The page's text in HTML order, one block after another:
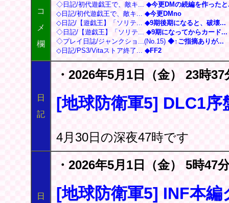
コ
メ
欄
◇日記/初代遊戯王で、敵キ... ◆今更DMの続編を作った
◇日記/初代遊戯王で、敵キ... ◆今更DMno
◇日記/【遊戯王】「ソリテ... ◆9期後期になると、破壊...
◇日記/【遊戯王】「ソリテ... ◆9期になってからカード...
◇プレイ日誌/ジャンクショ...(No.15) ◆↑ご指摘ありが...
◇日記/PS3/Vitaストア終了... ◆FF2
日
記
・2026年5月1日（金） 23時37
[地球防衛軍5] DLC1
4月30日の深夜47時です
日
・2026年5月1日（金） 5時47
[地球防衛軍5] INF本編